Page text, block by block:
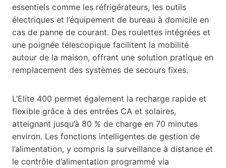
essentiels comme les réfrigérateurs, les outils
électriques et l’équipement de bureau à domicile en
cas de panne de courant. Des roulettes intégrées et
une poignée télescopique facilitent la mobilité
autour de la maison, offrant une solution pratique en
remplacement des systèmes de secours fixes.
L’Elite 400 permet également la recharge rapide et
flexible grâce à des entrées CA et solaires,
atteignant jusqu’à 80 % de charge en 70 minutes
environ. Les fonctions intelligentes de gestion de
l’alimentation, y compris la surveillance à distance et
le contrôle d’alimentation programmé via